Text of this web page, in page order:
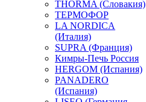
THORMA (Словакия)
ТЕРМОФОР
LA NORDICA
(Италия)
SUPRA (Франция)
Кимры-Печь Россия
HERGOM (Испания)
PANADERO
(Испания)